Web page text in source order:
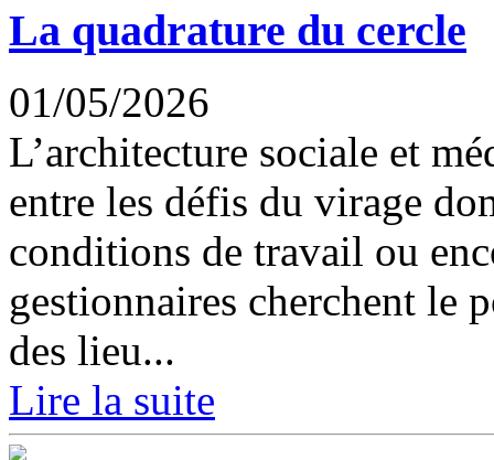
La quadrature du cercle
01/05/2026
L’architecture sociale et
entre les défis du virage
conditions de travail ou
gestionnaires cherchent le
des lieu...
Lire la suite